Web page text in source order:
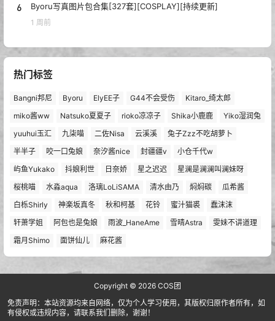
6 Byoru写真图片包合集[327套][COSPLAY][持续更新]
1 周前
热门标签
Bangni邦尼 Byoru ElyEE子 G44不会受伤
Kitaro_绮太郎
miko酱ww
Natsuko夏夏子 rioko凉凉子 Shika小鹿鹿
Yiko湿润兔
yuuhui玉汇
九柒喵 二佐Nisa 云溪溪
兔子Zzz不吃胡萝卜
半半子
咬一口兔娘 奈汐酱nice 封疆疆v
小仓千代w
屿鱼Yukako
抖娘利世 日奈娇 星之迟迟
星澜是澜澜叫澜妹呀
桜桃喵
水淼aqua 洛璃LoLiSAMA 清水由乃 焖焖碳
瓜希酱
白栎Shirly
神楽坂真冬 秋和柯基 花铃 蜜汁猫裘
蠢沫沫
轩萧学姐
阿包也是兔娘 雨波_HaneAme 雪晴Astra
雯妹不讲道理
霜月Shimo
面饼仙儿 麻花酱
Copyright © 2026 COS团
免责声明：本站资源均来自网络，仅为个人学习使用，其版权归原作者所有，如
有侵权或违规内容，请联系我们删除，谢谢！